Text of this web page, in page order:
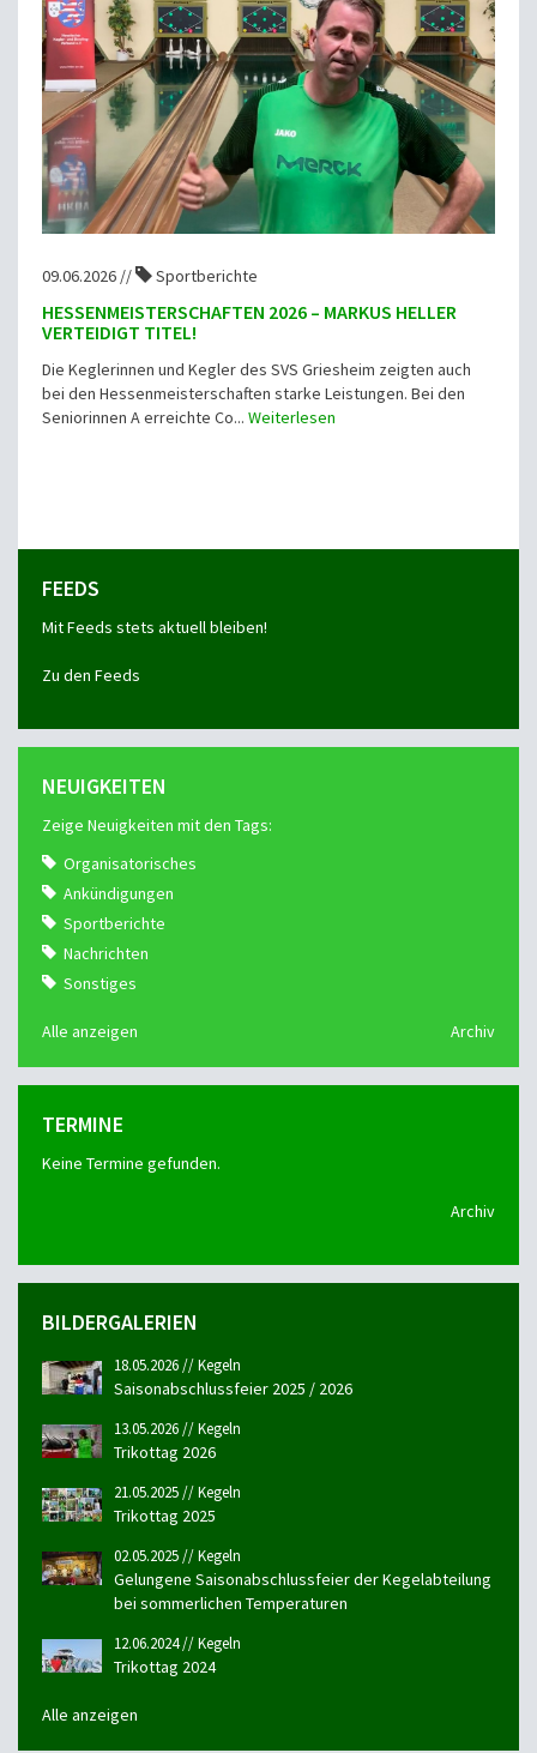
09.06.2026 // Sportberichte
HESSENMEISTERSCHAFTEN 2026 – MARKUS HELLER
VERTEIDIGT TITEL!
Die Keglerinnen und Kegler des SVS Griesheim zeigten auch
bei den Hessenmeisterschaften starke Leistungen. Bei den
Seniorinnen A erreichte Co... Weiterlesen
FEEDS
Mit Feeds stets aktuell bleiben!
Zu den Feeds
NEUIGKEITEN
Zeige Neuigkeiten mit den Tags:
Organisatorisches
Ankündigungen
Sportberichte
Nachrichten
Sonstiges
Alle anzeigen Archiv
TERMINE
Keine Termine gefunden.
Archiv
BILDERGALERIEN
18.05.2026 // Kegeln
Saisonabschlussfeier 2025 / 2026
13.05.2026 // Kegeln
Trikottag 2026
21.05.2025 // Kegeln
Trikottag 2025
02.05.2025 // Kegeln
Gelungene Saisonabschlussfeier der Kegelabteilung
bei sommerlichen Temperaturen
12.06.2024 // Kegeln
Trikottag 2024
Alle anzeigen